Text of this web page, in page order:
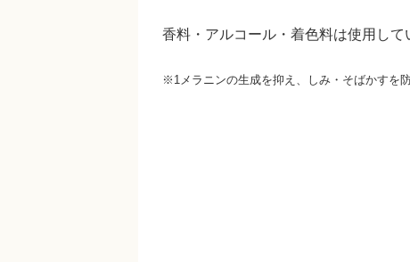
香料・アルコール・着色料は使用して
※1メラニンの生成を抑え、しみ・そばかすを